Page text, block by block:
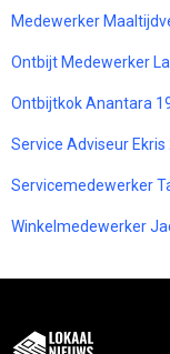
Medewerker
Ontbijt Medewerker
Ontbijtkok Anantara
Service Adviseur
Servicemedewerker
Winkelmedewerker